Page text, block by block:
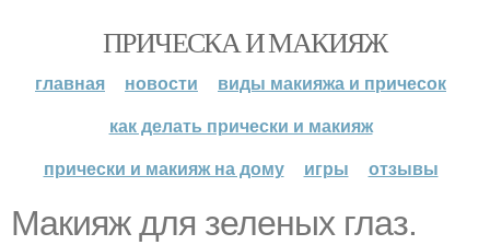
ПРИЧЕСКА И МАКИЯЖ
главная новости
виды макияжа и причесок
как делать прически и макияж
прически и макияж на дому
игры отзывы
Макияж для зеленых глаз.